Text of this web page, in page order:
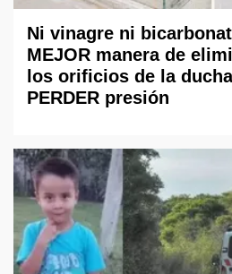
Ni vinagre ni
MEJOR manera de
los orificios de la
PERDER presión